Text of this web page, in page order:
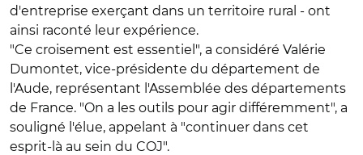
d'entreprise exerçant dans un territoire rural - ont
ainsi raconté leur expérience.
"Ce croisement est essentiel", a considéré Valérie
Dumontet, vice-présidente du département de
l'Aude, représentant l'Assemblée des départements
de France. "On a les outils pour agir différemment", a
souligné l'élue, appelant à "continuer dans cet
esprit-là au sein du COJ".